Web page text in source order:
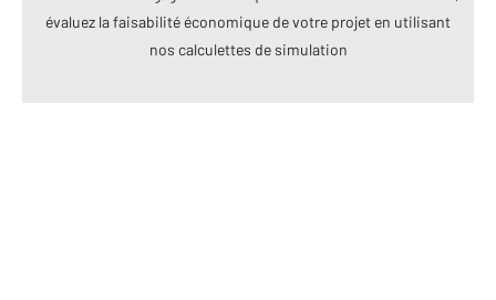
évaluez la faisabilité économique de votre projet en utilisant
nos calculettes de simulation